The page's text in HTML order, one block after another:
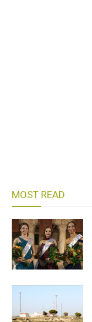
MOST READ